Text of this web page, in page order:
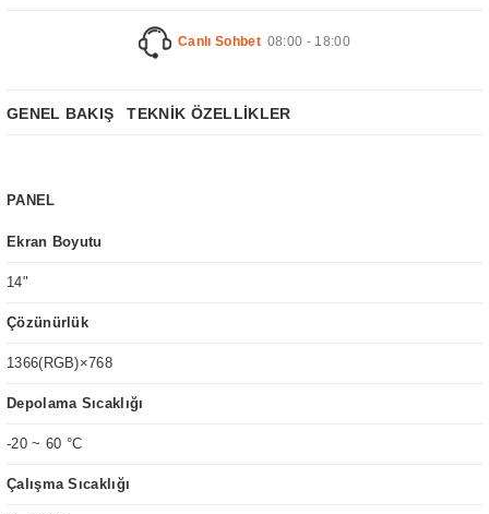
Canlı Sohbet 08:00 - 18:00
GENEL BAKIŞ TEKNİK ÖZELLİKLER
PANEL
Ekran Boyutu
14"
Çözünürlük
1366(RGB)×768
Depolama Sıcaklığı
-20 ~ 60 °C
Çalışma Sıcaklığı